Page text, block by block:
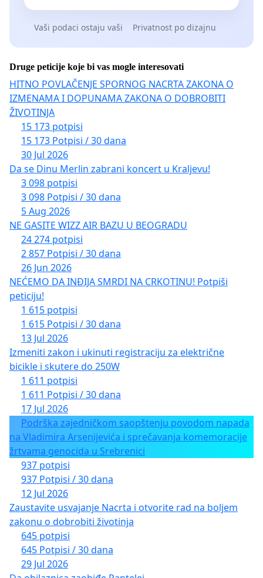
Vaši podaci ostaju vaši Privatnost po dizajnu
Druge peticije koje bi vas mogle interesovati
HITNO POVLAČENJE SPORNOG NACRTA ZAKONA O
IZMENAMA I DOPUNAMA ZAKONA O DOBROBITI
ŽIVOTINJA
15 173 potpisi
15 173 Potpisi / 30 dana
30 Jul 2026
Da se Dinu Merlin zabrani koncert u Kraljevu!
3 098 potpisi
3 098 Potpisi / 30 dana
5 Aug 2026
NE GASITE WIZZ AIR BAZU U BEOGRADU
24 274 potpisi
2 857 Potpisi / 30 dana
26 Jun 2026
NEĆEMO DA INĐIJA SMRDI NA CRKOTINU! Potpiši
peticiju!
1 615 potpisi
1 615 Potpisi / 30 dana
13 Jul 2026
Izmeniti zakon i ukinuti registraciju za električne
bicikle i skutere do 250W
1 611 potpisi
1 611 Potpisi / 30 dana
17 Jul 2026
Podrška zajedničkom saopštenju povodom napada
na Vladimira Arsenijevića i sprečavanja komemoracije
žrtvama genocida u Srebrenici
937 potpisi
937 Potpisi / 30 dana
12 Jul 2026
Zaustavite usvajanje Nacrta i otvorite rad na boljem
zakonu o dobrobiti životinja
645 potpisi
645 Potpisi / 30 dana
29 Jul 2026